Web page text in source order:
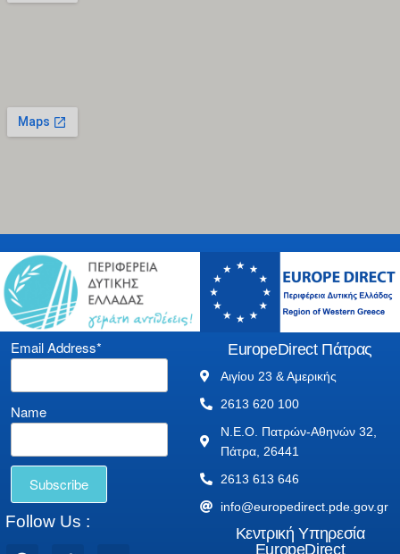
Email Address*
Name
Follow Us :
EuropeDirect Πάτρας
Αιγίου 23 & Αμερικής
2613 620 100
Ν.Ε.Ο. Πατρών-Αθηνών 32,
Πάτρα, 26441
2613 613 646
info@europedirect.pde.gov.gr
Κεντρική Υπηρεσία
EuropeDirect